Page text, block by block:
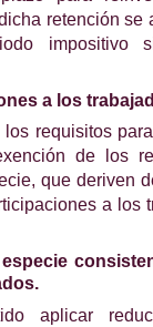
retención se
impositivo
a los
los requisitos
de los
que deriven
a los
aplicar